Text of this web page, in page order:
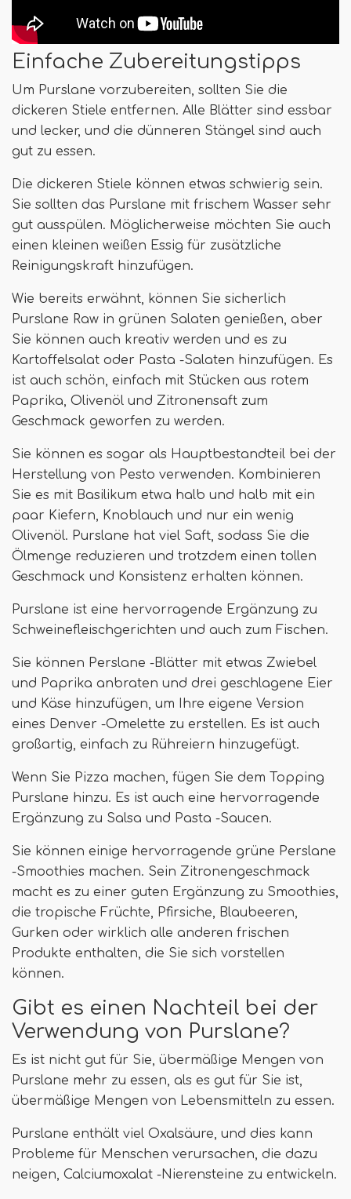
Einfache Zubereitungstipps
Um Purslane vorzubereiten, sollten Sie die
dickeren Stiele entfernen. Alle Blätter sind essbar
und lecker, und die dünneren Stängel sind auch
gut zu essen.
Die dickeren Stiele können etwas schwierig sein.
Sie sollten das Purslane mit frischem Wasser sehr
gut ausspülen. Möglicherweise möchten Sie auch
einen kleinen weißen Essig für zusätzliche
Reinigungskraft hinzufügen.
Wie bereits erwähnt, können Sie sicherlich
Purslane Raw in grünen Salaten genießen, aber
Sie können auch kreativ werden und es zu
Kartoffelsalat oder Pasta -Salaten hinzufügen. Es
ist auch schön, einfach mit Stücken aus rotem
Paprika, Olivenöl und Zitronensaft zum
Geschmack geworfen zu werden.
Sie können es sogar als Hauptbestandteil bei der
Herstellung von Pesto verwenden. Kombinieren
Sie es mit Basilikum etwa halb und halb mit ein
paar Kiefern, Knoblauch und nur ein wenig
Olivenöl. Purslane hat viel Saft, sodass Sie die
Ölmenge reduzieren und trotzdem einen tollen
Geschmack und Konsistenz erhalten können.
Purslane ist eine hervorragende Ergänzung zu
Schweinefleischgerichten und auch zum Fischen.
Sie können Perslane -Blätter mit etwas Zwiebel
und Paprika anbraten und drei geschlagene Eier
und Käse hinzufügen, um Ihre eigene Version
eines Denver -Omelette zu erstellen. Es ist auch
großartig, einfach zu Rühreiern hinzugefügt.
Wenn Sie Pizza machen, fügen Sie dem Topping
Purslane hinzu. Es ist auch eine hervorragende
Ergänzung zu Salsa und Pasta -Saucen.
Sie können einige hervorragende grüne Perslane
-Smoothies machen. Sein Zitronengeschmack
macht es zu einer guten Ergänzung zu Smoothies,
die tropische Früchte, Pfirsiche, Blaubeeren,
Gurken oder wirklich alle anderen frischen
Produkte enthalten, die Sie sich vorstellen
können.
Gibt es einen Nachteil bei der
Verwendung von Purslane?
Es ist nicht gut für Sie, übermäßige Mengen von
Purslane mehr zu essen, als es gut für Sie ist,
übermäßige Mengen von Lebensmitteln zu essen.
Purslane enthält viel Oxalsäure, und dies kann
Probleme für Menschen verursachen, die dazu
neigen, Calciumoxalat -Nierensteine ​​zu entwickeln.